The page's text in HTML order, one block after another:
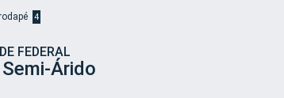
4
FEDERAL
Árido